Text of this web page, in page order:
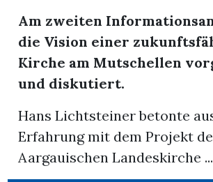
Am zweiten
die Vision einer
Kirche am Mutschellen
und diskutiert.
Hans Lichtsteiner betonte
Erfahrung mit dem Projekt
Aargauischen Landeskirche ...